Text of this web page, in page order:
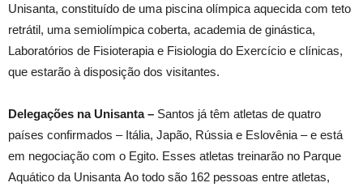
Unisanta, constituído de uma piscina olímpica aquecida com teto
retrátil, uma semiolímpica coberta, academia de ginástica,
Laboratórios de Fisioterapia e Fisiologia do Exercício e clínicas,
que estarão à disposição dos visitantes.
Delegações na Unisanta – Santos já têm atletas de quatro
países confirmados – Itália, Japão, Rússia e Eslovênia – e está
em negociação com o Egito. Esses atletas treinarão no Parque
Aquático da Unisanta Ao todo são 162 pessoas entre atletas,